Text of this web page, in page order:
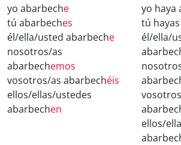
yo abarbeche
tú abarbeches
él/ella/usted abarbeche
nosotros/as
abarbechemos
vosotros/as abarbechéis
ellos/ellas/ustedes
abarbechen
yo haya
tú
él/ella/
ellos/